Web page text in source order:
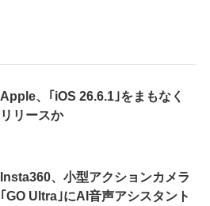
Apple、｢iOS 26.6.1｣をまもなく
リリースか
Insta360、小型アクションカメラ
｢GO Ultra｣にAI音声アシスタント